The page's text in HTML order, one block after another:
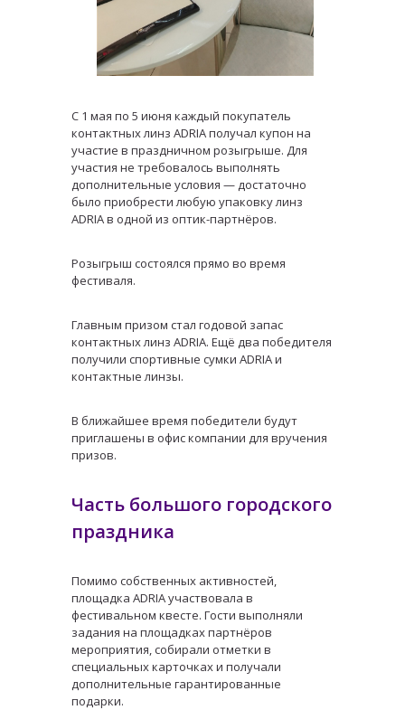
С 1 мая по 5 июня каждый покупатель
контактных линз ADRIA получал купон на
участие в праздничном розыгрыше. Для
участия не требовалось выполнять
дополнительные условия — достаточно
было приобрести любую упаковку линз
ADRIA в одной из оптик-партнёров.
Розыгрыш состоялся прямо во время
фестиваля.
Главным призом стал годовой запас
контактных линз ADRIA. Ещё два победителя
получили спортивные сумки ADRIA и
контактные линзы.
В ближайшее время победители будут
приглашены в офис компании для вручения
призов.
Часть большого городского
праздника
Помимо собственных активностей,
площадка ADRIA участвовала в
фестивальном квесте. Гости выполняли
задания на площадках партнёров
мероприятия, собирали отметки в
специальных карточках и получали
дополнительные гарантированные
подарки.